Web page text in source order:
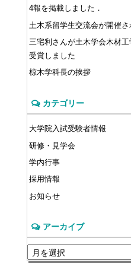
4報を掲載しました．
土木系留学生交流会が開催さ
三宅利さんが土木学会木材
受賞しました
椋木学科長の挨拶
カテゴリー
大学院入試受験者情報
研修・見学会
学内行事
採用情報
お知らせ
アーカイブ